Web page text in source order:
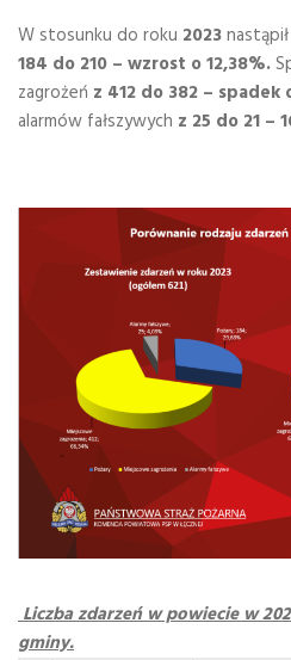
W stosunku do roku 2023
184 do 210 – wzrost o 12,38%.
zagrożeń z 412 do 382 – spadek
alarmów fałszywych z 25 do 21 –
Liczba zdarzeń w powiecie w
gminy.